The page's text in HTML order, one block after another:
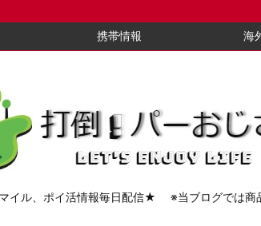
携帯情報 海
イル、ポイ活情報毎日配信★ ※当ブログでは商